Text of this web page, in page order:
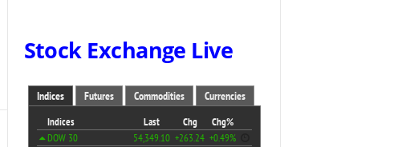
Stock Exchange Live